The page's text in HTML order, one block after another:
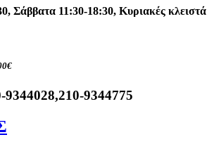
Σάββατα 11:30-18:30, Κυριακές κλειστά
9344028,210-9344775